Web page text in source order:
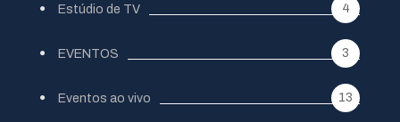
Estúdio de TV 4
EVENTOS 3
Eventos ao vivo 13